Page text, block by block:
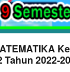
Tahun 2022-